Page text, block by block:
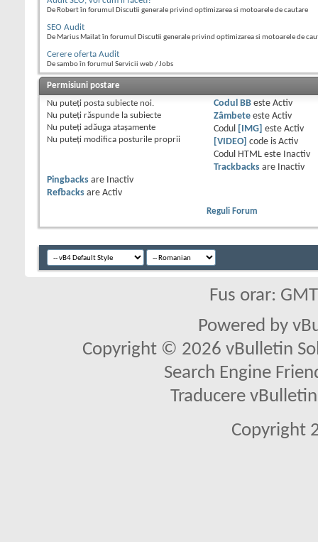
De Robert în forumul Discutii generale privind optimizarea si motoarele de cautare
SEO Audit
De Marius Mailat în forumul Discutii generale privind optimizarea si motoarele de
Cerere oferta Audit
De sambo în forumul Servicii web / Jobs
Permisiuni postare
Nu puteţi posta subiecte noi.
Nu puteţi răspunde la subiecte
Nu puteţi adăuga ataşamente
Nu puteţi modifica posturile proprii
Codul BBeste Activ
Zâmbeteeste Activ
Codul
[IMG] este Activ
[VIDEO] code is Activ
Codul HTML este
Inactiv
Trackbacksare
Inactiv
Pingbacks are
Inactiv
Refbacks are Activ
Reguli Forum
Fus orar:
Powered by
Copyright © 2026 vBulletin
Search Engine
Traducere
Copyright